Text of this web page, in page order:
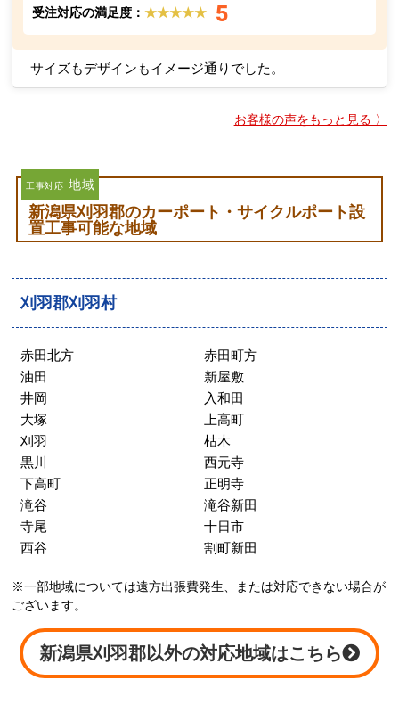
受注対応の満足度：★★★★★ 5
サイズもデザインもイメージ通りでした。
お客様の声をもっと見る 〉
工事対応 地域
新潟県刈羽郡のカーポート・サイクルポート設
置工事可能な地域
刈羽郡刈羽村
赤田北方
赤田町方
油田
新屋敷
井岡
入和田
大塚
上高町
刈羽
枯木
黒川
西元寺
下高町
正明寺
滝谷
滝谷新田
寺尾
十日市
西谷
割町新田
※一部地域については遠方出張費発生、または対応できない場合が
ございます。
新潟県刈羽郡以外の対応地域はこちら